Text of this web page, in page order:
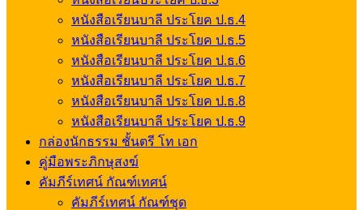
หนังสือเรียนบาลี ประโยค ป.ธ.4
หนังสือเรียนบาลี ประโยค ป.ธ.5
หนังสือเรียนบาลี ประโยค ป.ธ.6
หนังสือเรียนบาลี ประโยค ป.ธ.7
หนังสือเรียนบาลี ประโยค ป.ธ.8
หนังสือเรียนบาลี ประโยค ป.ธ.9
กล่องนักธรรม ชั้นตรี โท เอก
คู่มือพระภิกษุสงฆ์
คัมภีร์เทศน์ กัณฑ์เทศน์
คัมภีร์เทศน์ กัณฑ์ชุด